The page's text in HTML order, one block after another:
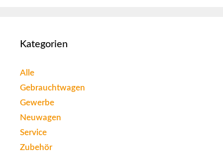
Kategorien
Alle
Gebrauchtwagen
Gewerbe
Neuwagen
Service
Zubehör